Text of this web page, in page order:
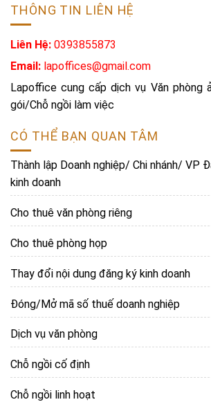
THÔNG TIN LIÊN HỆ
Liên Hệ: 0393855873
Email: lapoffices@gmail.com
Lapoffice cung cấp dịch vụ Văn phòng
gói/Chỗ ngồi làm việc
CÓ THỂ BẠN QUAN TÂM
Thành lập Doanh nghiệp/ Chi nhánh/ VP
kinh doanh
Cho thuê văn phòng riêng
Cho thuê phòng họp
Thay đổi nội dung đăng ký kinh doanh
Đóng/Mở mã số thuế doanh nghiệp
Dịch vụ văn phòng
Chỗ ngồi cố định
Chỗ ngồi linh hoạt